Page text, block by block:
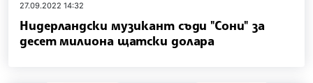
27.09.2022 14:32
Нидерландски музикант съди "Сони" за
десет милиона щатски долара